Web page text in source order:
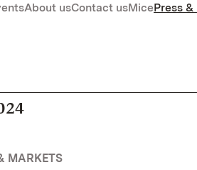
About usContact usMicePress
MARKETS